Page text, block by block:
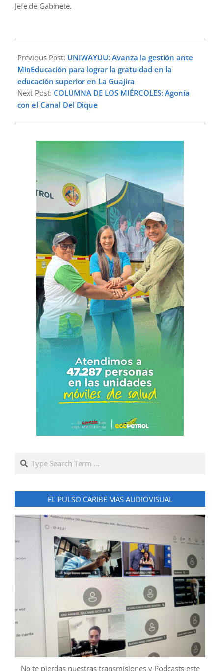
Jefe de Gabinete.
02-
05
Previous Post: UNIWAYUU: Avanza la gestión ante
MinEducación para lograr la gratuidad en la
educación superior en La Guajira
Next Post: COLUMNA DE LOS MIÉRCOLES: Agonía
con el Canal Del Dique
Search
EL PULSO CARIBE MAS AUDIOVISUAL
No te pierdas nuestras transmisiones y Podcasts este